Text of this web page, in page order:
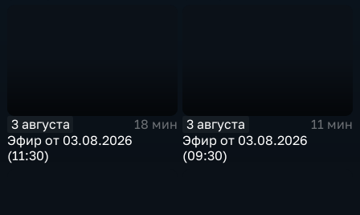
3 августа
18 мин
Эфир от 03.08.2026
(11:30)
3 августа
11 мин
Эфир от 03.08.2026
(09:30)